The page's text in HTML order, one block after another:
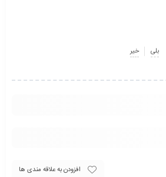
بلی خیر
افزودن به علاقه مندی ها